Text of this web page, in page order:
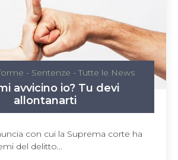
- Sentenze -Tutte le News
avvicino io? Tu devi
allontanarti
con cui la Suprema corte ha
del delitto...